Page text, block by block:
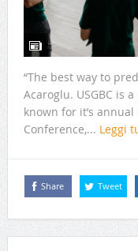
“The best way to
Acaroglu. USGBC is
known for it’s
Conference,... Leggi
Share Tweet